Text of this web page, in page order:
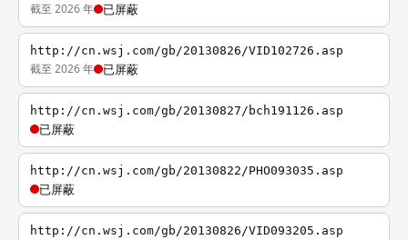
截至 2026 年 已屏蔽
http://cn.wsj.com/gb/20130826/VID102726.asp
截至 2026 年 已屏蔽
http://cn.wsj.com/gb/20130827/bch191126.asp
已屏蔽
http://cn.wsj.com/gb/20130822/PHO093035.asp
已屏蔽
http://cn.wsj.com/gb/20130826/VID093205.asp